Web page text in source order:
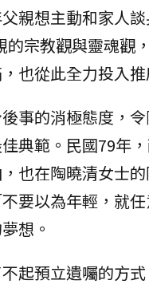
親想主動和家人
的宗教觀與靈魂觀
也從此全力投入推
事的消極態度，
典範。民國79年
也在陶曉清女士
要以為年輕，就
想。
不起預立遺囑的方